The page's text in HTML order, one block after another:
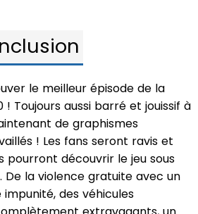
le meilleur épisode de la
! Toujours aussi barré et jouissif à
de graphismes
! Les fans seront ravis et
pourront découvrir le jeu sous
De la violence gratuite avec un
des véhicules